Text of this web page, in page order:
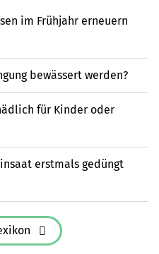
im Frühjahr erneuern
bewässert werden?
für Kinder oder
erstmals gedüngt